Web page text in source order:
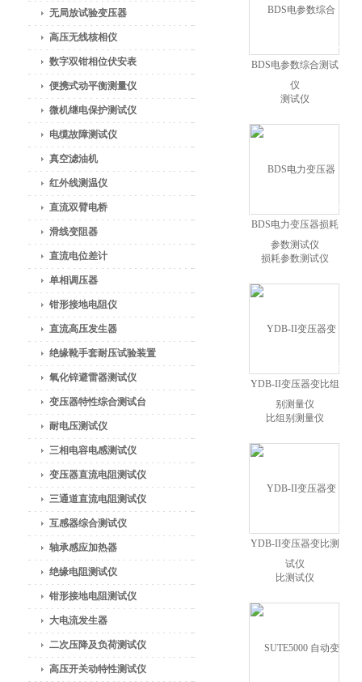
无局放试验变压器
高压无线核相仪
数字双钳相位伏安表
便携式动平衡测量仪
微机继电保护测试仪
电缆故障测试仪
真空滤油机
红外线测温仪
直流双臂电桥
滑线变阻器
直流电位差计
单相调压器
钳形接地电阻仪
直流高压发生器
绝缘靴手套耐压试验装置
氧化锌避雷器测试仪
变压器特性综合测试台
耐电压测试仪
三相电容电感测试仪
变压器直流电阻测试仪
三通道直流电阻测试仪
互感器综合测试仪
轴承感应加热器
绝缘电阻测试仪
钳形接地电阻测试仪
大电流发生器
二次压降及负荷测试仪
高压开关动特性测试仪
BDS电参数综合测试
仪
BDS电力变压器损耗
参数测试仪
YDB-II变压器变比组
别测量仪
YDB-II变压器变比测
试仪